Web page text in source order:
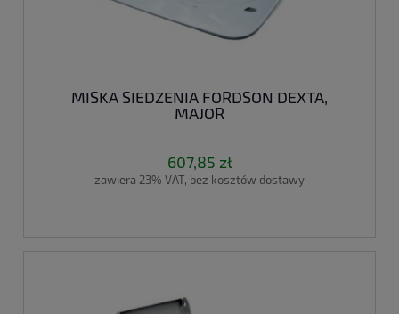
MISKA SIEDZENIA FORDSON DEXTA,
MAJOR
607,85 zł
zawiera 23% VAT, bez kosztów dostawy